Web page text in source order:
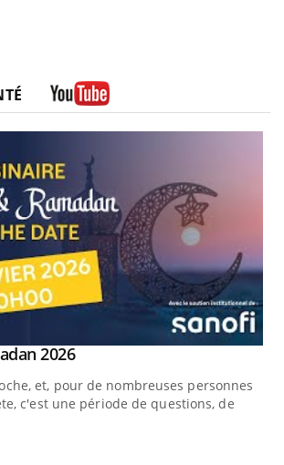
2026Youtube
et, pour de nombreuses personnes
c'est une période de questions, de